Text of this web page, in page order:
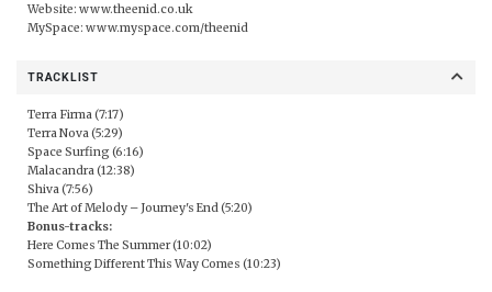
Website: www.theenid.co.uk
MySpace: www.myspace.com/theenid
TRACKLIST
Terra Firma (7:17)
Terra Nova (5:29)
Space Surfing (6:16)
Malacandra (12:38)
Shiva (7:56)
The Art of Melody – Journey's End (5:20)
Bonus-tracks:
Here Comes The Summer (10:02)
Something Different This Way Comes (10:23)